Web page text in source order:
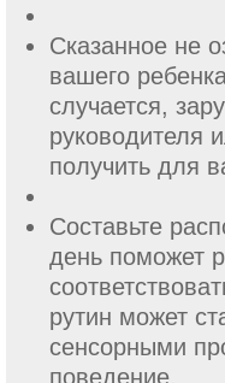
Сказанное не
вашего
случается,
руководителя
получить для
Составьте
день поможет
рутин может
сенсорными
поведение.